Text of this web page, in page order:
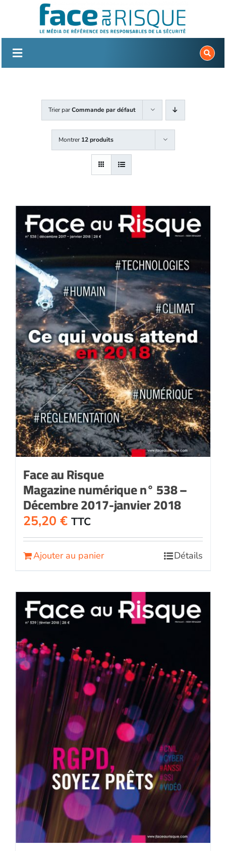
Trier parCommande par défaut
Montrer12 produits
Face au Risque
Magazine numérique n° 538 –
Décembre 2017-janvier 2018
25,20 € TTC
Ajouter au panier Détails